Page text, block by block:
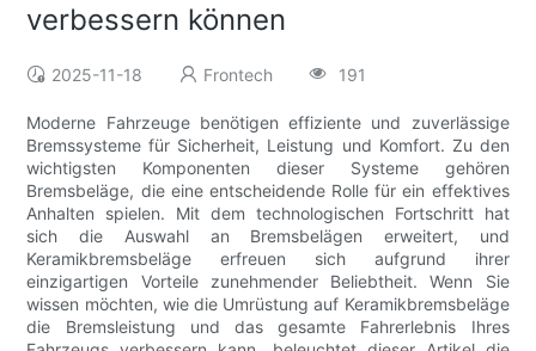
verbessern können
2025-11-18 Frontech 191
Moderne Fahrzeuge benötigen effiziente und zuverlässige
Bremssysteme für Sicherheit, Leistung und Komfort. Zu den
wichtigsten Komponenten dieser Systeme gehören
Bremsbeläge, die eine entscheidende Rolle für ein effektives
Anhalten spielen. Mit dem technologischen Fortschritt hat
sich die Auswahl an Bremsbelägen erweitert, und
Keramikbremsbeläge erfreuen sich aufgrund ihrer
einzigartigen Vorteile zunehmender Beliebtheit. Wenn Sie
wissen möchten, wie die Umrüstung auf Keramikbremsbeläge
die Bremsleistung und das gesamte Fahrerlebnis Ihres